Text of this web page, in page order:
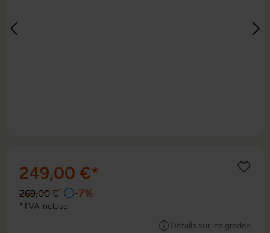
249,00 €*
269,00 € -7%
*TVA incluse
Détails sur les grades